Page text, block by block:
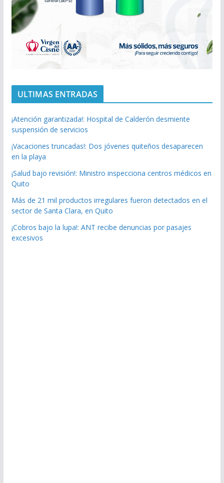
ULTIMAS ENTRADAS
¡Atención garantizada!: Hospital de Calderón desmiente
suspensión de servicios
¡Vacaciones truncadas!: Dos jóvenes quiteños desaparecen
en la playa
¡Salud bajo revisión!: Ministro inspecciona centros médicos en
Quito
Más de 21 mil productos irregulares fueron detectados en el
sector de Santa Clara, en Quito
¡Cobros bajo la lupa!: ANT recibe denuncias por pasajes
excesivos